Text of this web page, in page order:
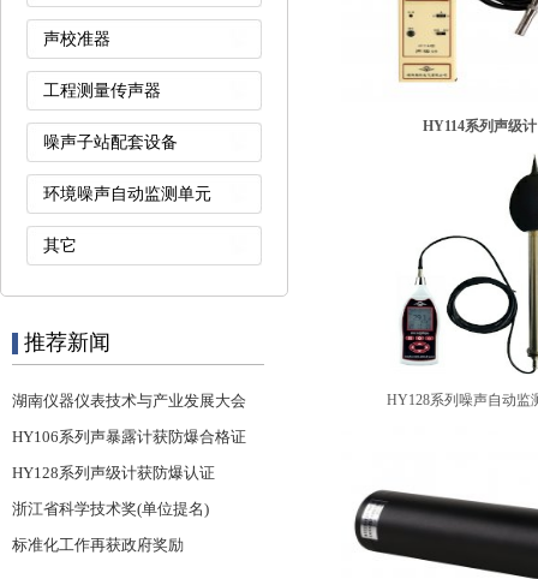
声校准器
工程测量传声器
噪声子站配套设备
环境噪声自动监测单元
其它
推荐新闻
湖南仪器仪表技术与产业发展大会
HY106系列声暴露计获防爆合格证
HY128系列声级计获防爆认证
浙江省科学技术奖(单位提名)
标准化工作再获政府奖励
HY114系列声级计
HY128系列噪声自动监